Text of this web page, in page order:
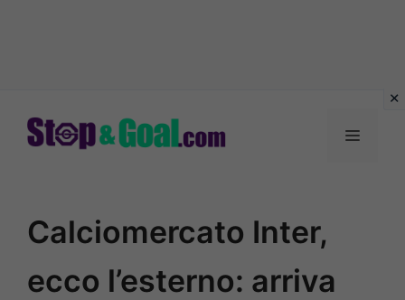
Menu
Calciomercato Inter,
ecco l’esterno: arriva